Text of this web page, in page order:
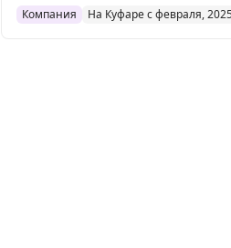
Компания На Куфаре с февраля,